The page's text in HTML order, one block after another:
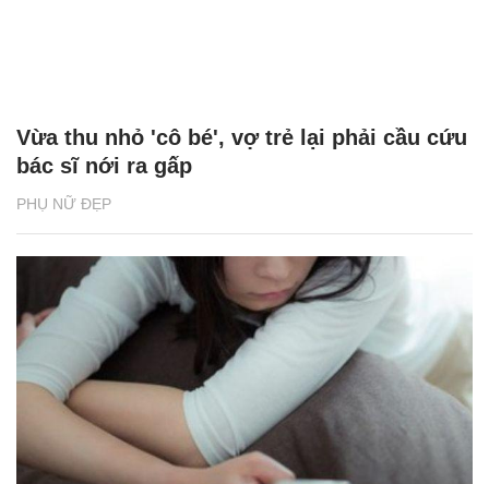
PHỤ NỮ ĐẸP
Vừa thu nhỏ 'cô bé', vợ trẻ lại phải cầu cứu
bác sĩ nới ra gấp